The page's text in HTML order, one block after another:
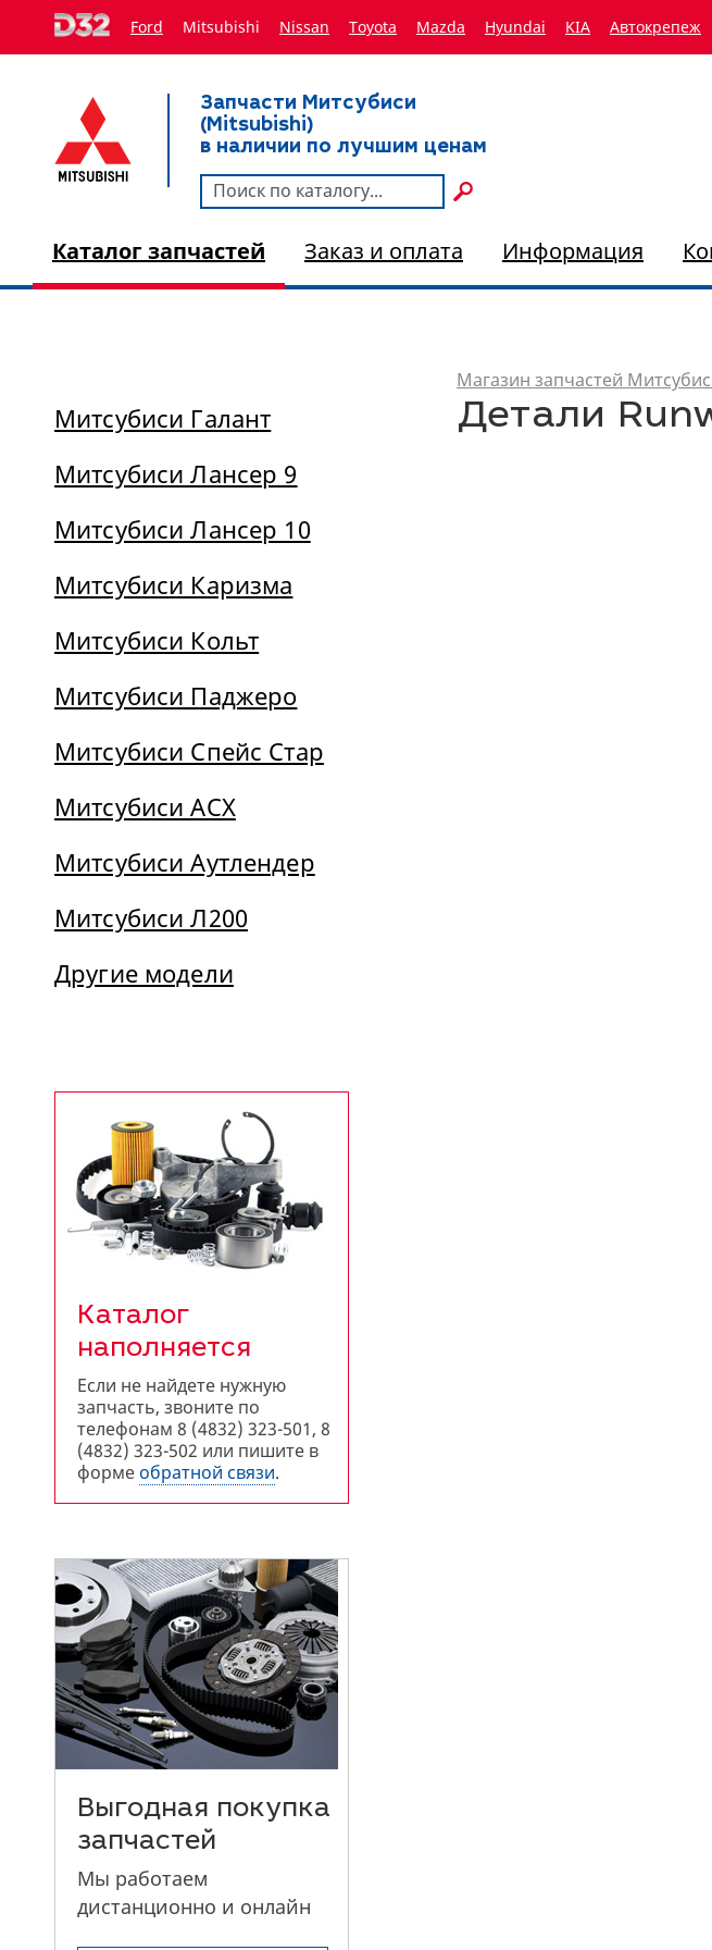
Ford Mitsubishi Nissan Toyota Мazda Hyundai KIA Автокрепеж
Запчасти Митсубиси
(Mitsubishi)
в наличии по лучшим ценам
Каталог запчастей Заказ и оплата Информация
Митсубиси Галант
Митсубиси Лансер 9
Митсубиси Лансер 10
Митсубиси Каризма
Митсубиси Кольт
Митсубиси Паджеро
Митсубиси Спейс Стар
Митсубиси АСХ
Митсубиси Аутлендер
Митсубиси Л200
Другие модели
Каталог
наполняется
Если не найдете нужную
запчасть, звоните по
телефонам 8 (4832) 323-501, 8
(4832) 323-502 или пишите в
форме обратной связи.
Выгодная покупка
запчастей
Мы работаем
дистанционно и онлайн
Магазин запчастей
Детали